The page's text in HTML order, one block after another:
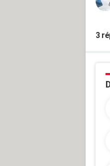
3